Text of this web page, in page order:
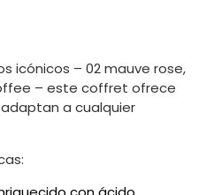
icónicos – 02 mauve rose,
– este coffret ofrece
a cualquier